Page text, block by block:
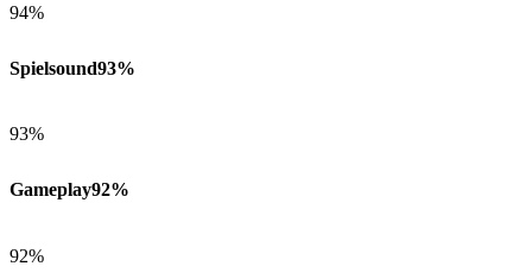
94%
Spielsound93%
93%
Gameplay92%
92%